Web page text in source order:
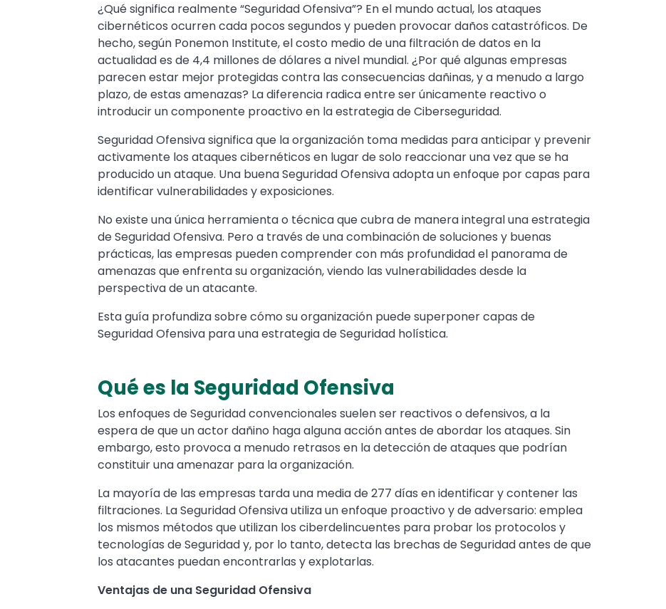
Text
¿Qué significa realmente “Seguridad Ofensiva”? En el mundo actual, los ataques
cibernéticos ocurren cada pocos segundos y pueden provocar daños catastróficos. De
hecho, según Ponemon Institute, el costo medio de una filtración de datos en la
actualidad es de 4,4 millones de dólares a nivel mundial. ¿Por qué algunas empresas
parecen estar mejor protegidas contra las consecuencias dañinas, y a menudo a largo
plazo, de estas amenazas? La diferencia radica entre ser únicamente reactivo o
introducir un componente proactivo en la estrategia de Ciberseguridad.
Seguridad Ofensiva significa que la organización toma medidas para anticipar y prevenir
activamente los ataques cibernéticos en lugar de solo reaccionar una vez que se ha
producido un ataque. Una buena Seguridad Ofensiva adopta un enfoque por capas para
identificar vulnerabilidades y exposiciones.
No existe una única herramienta o técnica que cubra de manera integral una estrategia
de Seguridad Ofensiva. Pero a través de una combinación de soluciones y buenas
prácticas, las empresas pueden comprender con más profundidad el panorama de
amenazas que enfrenta su organización, viendo las vulnerabilidades desde la
perspectiva de un atacante.
Esta guía profundiza sobre cómo su organización puede superponer capas de
Seguridad Ofensiva para una estrategia de Seguridad holística.
Qué es la Seguridad Ofensiva
Text
Los enfoques de Seguridad convencionales suelen ser reactivos o defensivos, a la
espera de que un actor dañino haga alguna acción antes de abordar los ataques. Sin
embargo, esto provoca a menudo retrasos en la detección de ataques que podrían
constituir una amenazar para la organización.
La mayoría de las empresas tarda una media de 277 días en identificar y contener las
filtraciones. La Seguridad Ofensiva utiliza un enfoque proactivo y de adversario: emplea
los mismos métodos que utilizan los ciberdelincuentes para probar los protocolos y
tecnologías de Seguridad y, por lo tanto, detecta las brechas de Seguridad antes de que
los atacantes puedan encontrarlas y explotarlas.
Ventajas de una Seguridad Ofensiva